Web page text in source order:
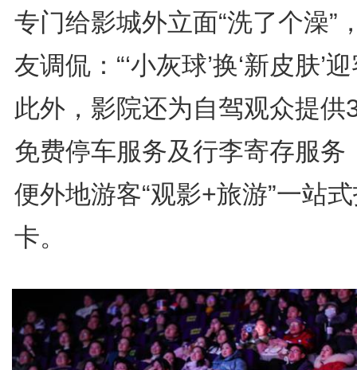
专门给影城外立面“洗了个澡”
友调侃：“‘小灰球’换‘新皮肤’
此外，影院还为自驾观众提供
免费停车服务及行李寄存服务
便外地游客“观影+旅游”一站
卡。